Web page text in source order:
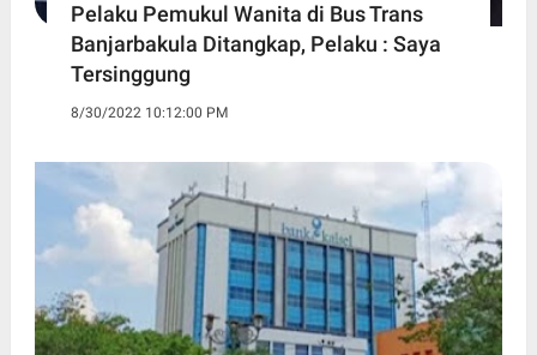
Pelaku Pemukul Wanita di Bus Trans
Banjarbakula Ditangkap, Pelaku : Saya
Tersinggung
8/30/2022 10:12:00 PM